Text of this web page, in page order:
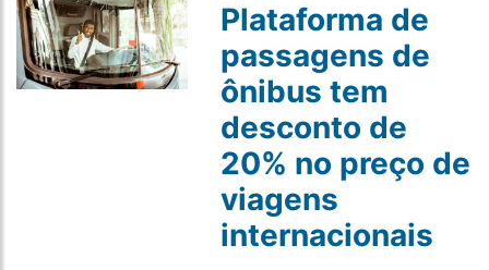
Plataforma de
passagens de
ônibus tem
desconto de
20% no preço de
viagens
internacionais